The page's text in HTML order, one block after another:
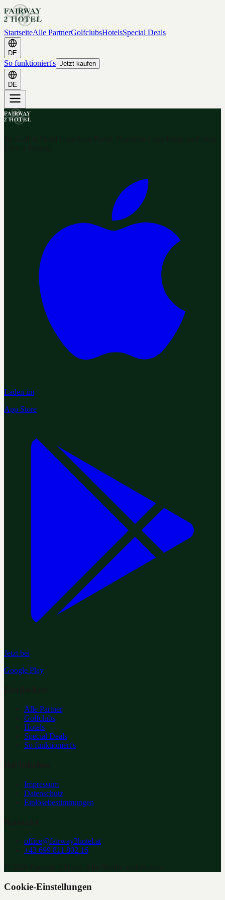
StartseiteAlle PartnerGolfclubsHotelsSpecial Deals
DE
So funktioniert's Jetzt kaufen
DE
Laden im
App Store
Jetzt bei
Google Play
Alle Partner
Golfclubs
Hotels
Special Deals
So funktioniert's
Impressum
Datenschutz
Einlösebestimmungen
office@fairway2hotel.at
+43 699 811 802 16
Cookie-Einstellungen